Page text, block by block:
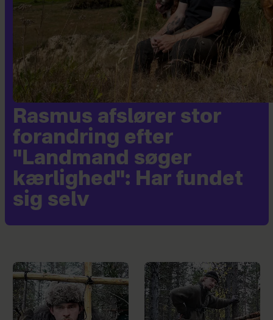
Rasmus afslører stor
forandring efter
"Landmand søger
kærlighed": Har fundet
sig selv